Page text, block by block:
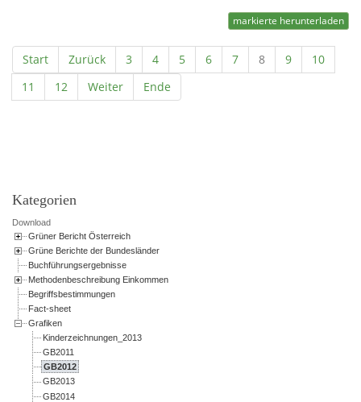
markierte herunterladen
Start Zurück 3 4 5 6 7 8 9
10
11
12 Weiter Ende
Kategorien
Download
Grüner Bericht Österreich
Grüne Berichte der Bundesländer
Buchführungsergebnisse
Methodenbeschreibung Einkommen
Begriffsbestimmungen
Fact-sheet
Grafiken
Kinderzeichnungen_2013
GB2011
GB2012
GB2013
GB2014